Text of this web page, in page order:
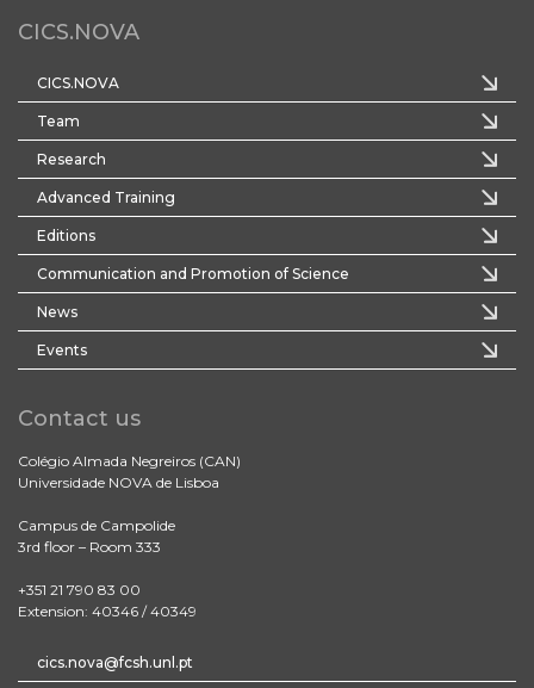
CICS.NOVA
CICS.NOVA
Team
Research
Advanced Training
Editions
Communication and Promotion of Science
News
Events
Contact us
Colégio Almada Negreiros (CAN)
Universidade NOVA de Lisboa
Campus de Campolide
3rd floor – Room 333
+351 21 790 83 00
Extension: 40346 / 40349
cics.nova@fcsh.unl.pt